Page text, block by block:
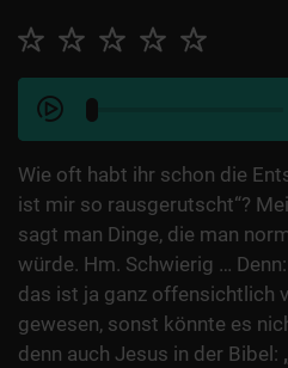
Wie oft habt ihr schon die
ist mir so rausgerutscht“?
sagt man Dinge, die man
würde. Hm. Schwierig …
das ist ja ganz offensichtlich
gewesen, sonst könnte es
denn auch Jesus in der Bibel: